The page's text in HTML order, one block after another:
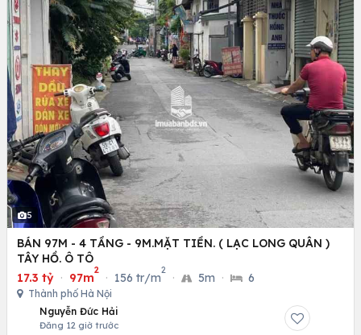
5
BÁN 97M - 4 TẦNG - 9M.MẶT TIỀN. ( LẠC LONG QUÂN )
TÂY HỒ. Ô TÔ
17.3 tỷ · 97m
2
· 156 tr/m
2
· 5m · 6
Thành phố Hà Nội
Nguyễn Đức Hải
Đăng 12 giờ trước